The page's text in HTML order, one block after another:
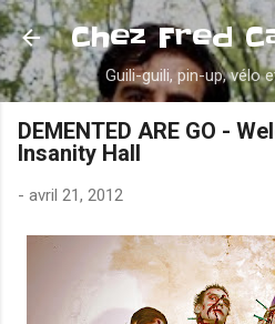
Accéder au
Chez Fred
Guili-guili, pin-up, vélo
DEMENTED ARE GO -
Insanity Hall
- avril 21, 2012